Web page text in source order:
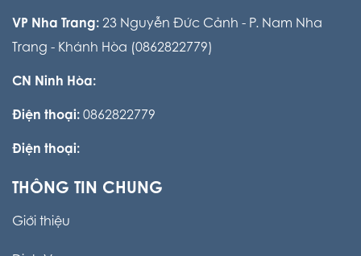
VP Nha Trang: 23 Nguyễn Đức Cảnh - P. Nam Nha
Trang - Khánh Hòa (0862822779)
CN Ninh Hòa:
Điện thoại: 0862822779
Điện thoại:
THÔNG TIN CHUNG
Giới thiệu